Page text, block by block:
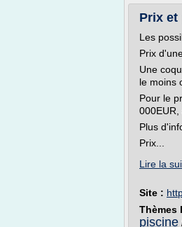
Prix et
Les
Prix
Une
le moins
Pour le
000EUR,
Plus
Prix...
Lire la
Site :
Thèmes
piscine